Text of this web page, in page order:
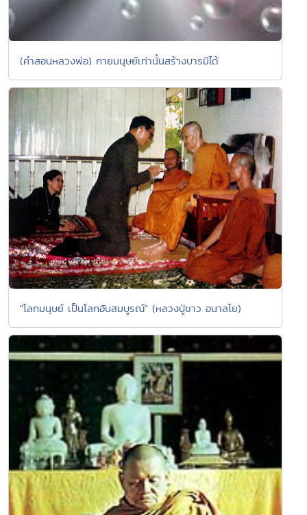
(คำสอนหลวงพ่อ) กายมนุษย์เท่านั้นสร้างบารมีได้
"โลกมนุษย์ เป็นโลกอันสมบูรณ์" (หลวงปู่ขาว อนาลโย)